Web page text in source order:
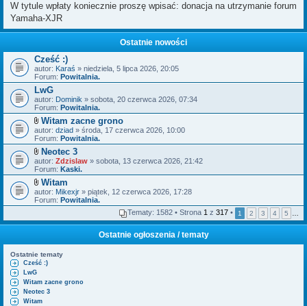
W tytule wpłaty koniecznie proszę wpisać: donacja na utrzymanie forum
Yamaha-XJR
Ostatnie nowości
Cześć :)
autor: Karaś » niedziela, 5 lipca 2026, 20:05
Forum: Powitalnia.
LwG
autor: Dominik » sobota, 20 czerwca 2026, 07:34
Forum: Powitalnia.
Z
a
ł
c
z
n
k
i
Witam zacne grono
autor: dziad » środa, 17 czerwca 2026, 10:00
Forum: Powitalnia.
Z
a
ł
ą
c
z
n
k
Neotec 3
autor: Zdzislaw » sobota, 13 czerwca 2026, 21:42
Forum: Kaski.
Z
a
ł
c
k
i
Witam
autor: Mikexjr » piątek, 12 czerwca 2026, 17:28
Forum: Powitalnia.
Tematy: 1582 • Strona 1 z 317 • 1 2 3 4 5 …
Ostatnie ogłoszenia / tematy
Ostatnie tematy
Cześć :)
LwG
Witam zacne grono
Neotec 3
Witam